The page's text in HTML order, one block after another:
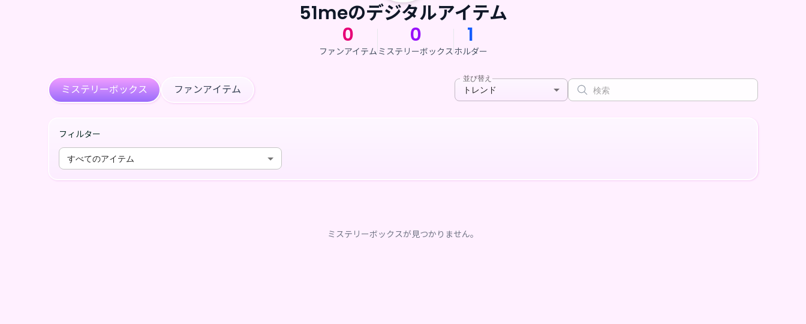
51meのデジタルアイテム
0
ファンアイテム
0
ミステリーボックス
1
ホルダー
ミステリーボックス ファンアイテム
並び替え
トレンド
フィルター
すべてのアイテム
ミステリーボックスが見つかりません。